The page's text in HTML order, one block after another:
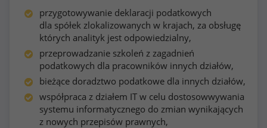
przygotowywanie deklaracji podatkowych
dla spółek zlokalizowanych w krajach, za obsługę
których analityk jest odpowiedzialny,
przeprowadzanie szkoleń z zagadnień
podatkowych dla pracowników innych działów,
bieżące doradztwo podatkowe dla innych działów,
współpraca z działem IT w celu dostosowwywania
systemu informatycznego do zmian wynikających
z nowych przepisów prawnych,